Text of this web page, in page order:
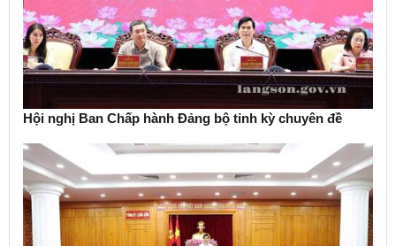
Hội nghị Ban Chấp hành Đảng bộ tỉnh kỳ chuyên đề